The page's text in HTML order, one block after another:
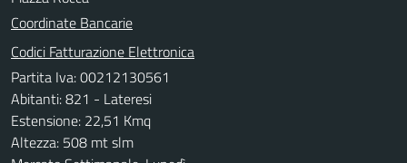
Coordinate Bancarie
Codici Fatturazione Elettronica
Partita Iva: 00212130561
Abitanti: 821 - Lateresi
Estensione: 22,51 Kmq
Altezza: 508 mt slm